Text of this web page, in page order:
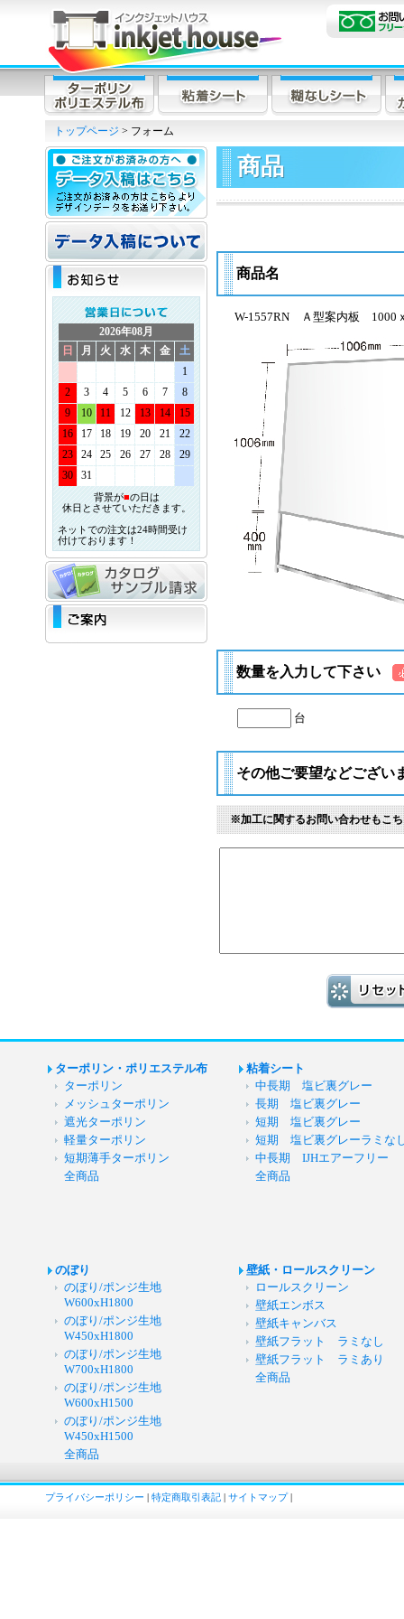
トップページ > フォーム
2026年08月
日
月 火 水 木 金
土
1
2
3 4 5 6 7
8
9
10 11 12 13 14
15
16
17 18 19 20 21
22
23
24 25 26 27 28
29
30
31
背景が■の日は
休日とさせていただきます。
ネットでの注文は24時間受け
付けております！
商品
商品名
W-1557RN Ａ型案内板 1000
数量を入力して下さい
台
その他ご要望などござい
※加工に関するお問い合わせもこ
ターポリン・ポリエステル布
ターポリン
メッシュターポリン
遮光ターポリン
軽量ターポリン
短期薄手ターポリン
全商品
粘着シート
中長期 塩ビ裏グレー
長期 塩ビ裏グレー
短期 塩ビ裏グレー
短期 塩ビ裏グレーラミな
中長期 IJHエアーフリー
全商品
のぼり
のぼり/ポンジ生地
W600xH1800
のぼり/ポンジ生地
W450xH1800
のぼり/ポンジ生地
W700xH1800
のぼり/ポンジ生地
W600xH1500
のぼり/ポンジ生地
W450xH1500
全商品
壁紙・ロールスクリーン
ロールスクリーン
壁紙エンボス
壁紙キャンバス
壁紙フラット ラミなし
壁紙フラット ラミあり
全商品
プライバシーポリシー | 特定商取引表記 | サイトマップ|